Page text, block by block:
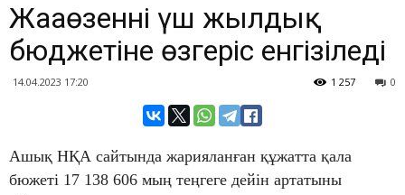
Жаңаөзеннің үш жылдық
бюджетіне өзгеріс енгізіледі
14.04.2023 17:20 0
1 257
Ашық НҚА сайтында жарияланған құжатта қала
бюжеті 17 138 606 мың теңгеге дейін артатыны